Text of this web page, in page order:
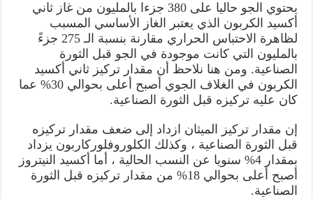
يحتوي الجو حاليا على 380 جزءا بالمليون من غاز ثاني
أكسيد الكربون الذي يعتبر الغاز الأساسي المسبب
لظاهرة الاحتباس الحراري مقارنة بنسبة الـ 275 جزءً
بالمليون التي كانت موجودة في الجو قبل الثورة
الصناعية. ومن هنا نلاحظ أن مقدار تركيز ثاني أكسيد
الكربون في الغلاف الجوي أصبح أعلى بحوالي 30% عما
كان عليه تركيزه قبل الثورة الصناعية.
إن مقدار تركيز الميثان ازداد إلى ضعف مقدار تركيزه
قبل الثورة الصناعية ، وكذلك الكلوروفلوركاربون يزداد
بمقدار 4% سنويا عن النسب الحالية ، أما أكسيد النيتروز
أصبح أعلى بحوالي 18% من مقدار تركيزه قبل الثورة
الصناعية.